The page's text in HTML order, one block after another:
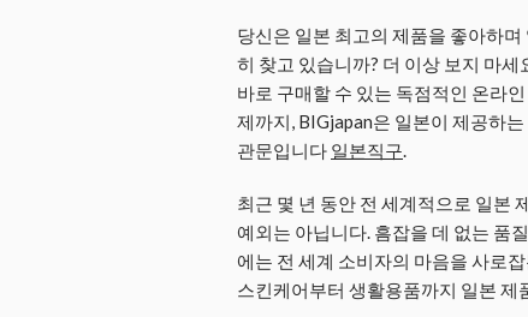
당신은 일본 최고의 제품을 좋아하
히 찾고 있습니까? 더 이상 보지 마
바로 구매할 수 있는 독점적인 온라
제까지, BIGjapan은 일본이 제공하
관문입니다 일본직구.
최근 몇 년 동안 전 세계적으로 일본
예외는 아닙니다. 흠잡을 데 없는 품
에는 전 세계 소비자의 마음을 사로
스킨케어부터 생활용품까지 일본